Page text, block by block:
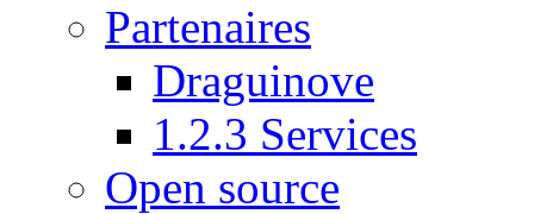
Partenaires
Draguinove
1.2.3 Services
Open source